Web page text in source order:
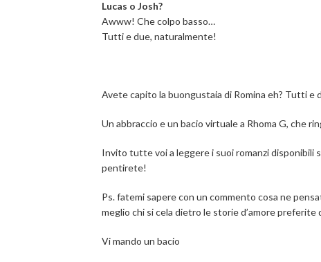
Lucas o Josh?
Awww! Che colpo basso…
Tutti e due, naturalmente!
Avete capito la buongustaia di Romina eh? Tutti e
Un abbraccio e un bacio virtuale a Rhoma G, che
Invito tutte voi a leggere i suoi romanzi disponibili
pentirete!
Ps. fatemi sapere con un commento cosa ne
meglio chi si cela dietro le storie d’amore preferite
Vi mando un bacio